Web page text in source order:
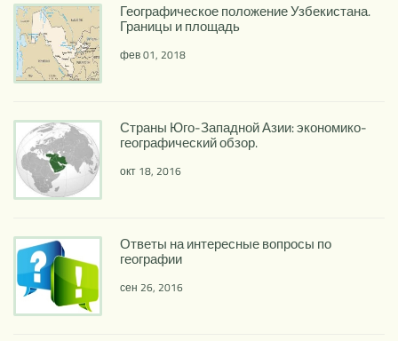
Географическое положение Узбекистана.
Границы и площадь
фев 01, 2018
Страны Юго-Западной Азии: экономико-
географический обзор.
окт 18, 2016
Ответы на интересные вопросы по
географии
сен 26, 2016